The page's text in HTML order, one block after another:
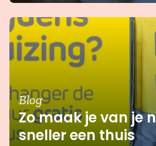
Blog
Zo maak je van je
sneller een thuis